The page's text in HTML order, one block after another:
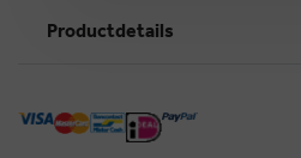
Productdetails